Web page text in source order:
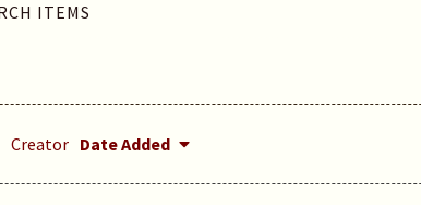
ITEMS
Creator Date Added